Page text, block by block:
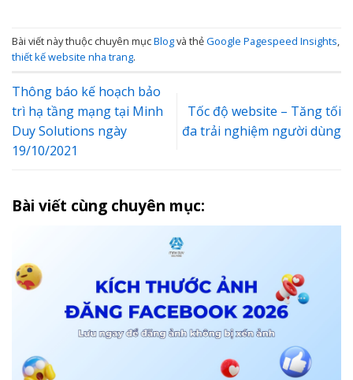
Bài viết này thuộc chuyên mụcBlogvà thẻGoogle Pagespeed Insights,
thiết kế website nha trang.
Thông báo kế hoạch bảo
trì hạ tầng mạng tại Minh
Duy Solutions ngày
19/10/2021
Tốc độ website – Tăng tối
đa trải nghiệm người dùng
Bài viết cùng chuyên mục: